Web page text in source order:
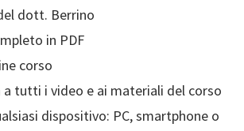
dott. Berrino
in PDF
corso
a tutti i video e ai materiali del corso
dispositivo: PC, smartphone o